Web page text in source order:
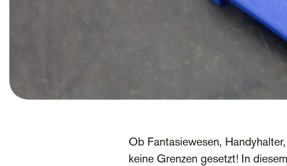
Ob Fantasiewesen,
keine Grenzen gesetzt! In